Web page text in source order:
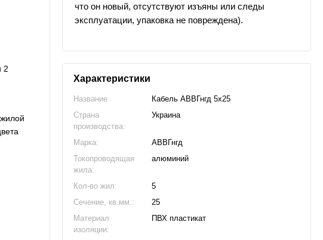
2
что он новый, отсутствуют изъяны или следы
эксплуатации, упаковка не повреждена).
Характеристики
Название
Кабель АВВГнгд 5х25
Страна
производства:
Украина
Марка:
АВВГнгд
Токопроводящая
жила:
алюминий
Кол-во жил:
5
Сечение, кв.мм.:
25
Материал
изоляции:
ПВХ пластикат